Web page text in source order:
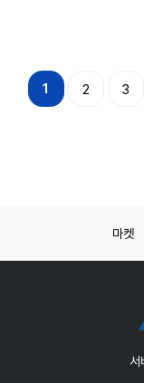
1 2 3
마켓
서